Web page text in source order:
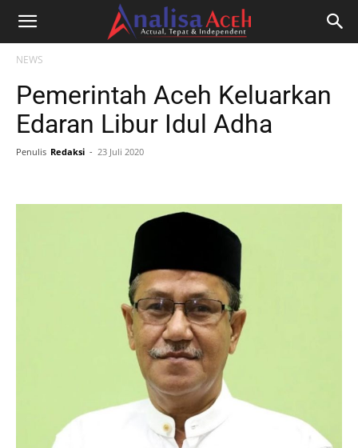
NEWS
Pemerintah Aceh Keluarkan
Edaran Libur Idul Adha
Penulis Redaksi - 23 Juli 2020